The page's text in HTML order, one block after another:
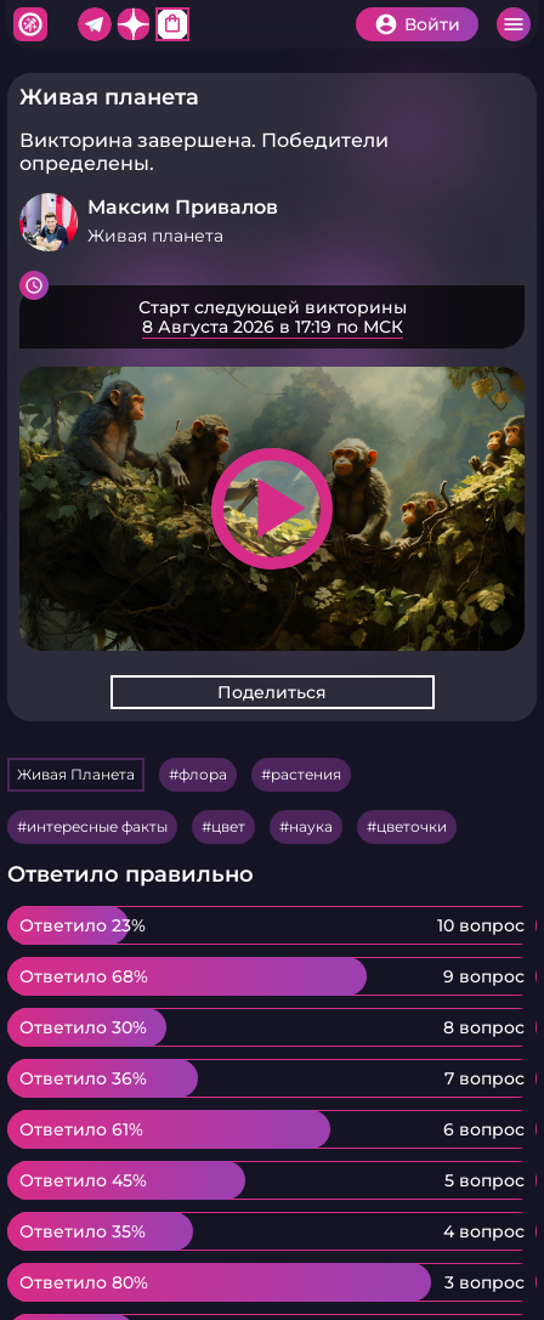
shopping_bag Войти
Живая планета
Викторина завершена. Победители
определены.
Максим Привалов
Живая планета
Старт следующей викторины
8 Августа 2026 в 17:19 по МСК
play_arrow
Поделиться
Живая Планета флора растения
интересные факты цвет наука цветочки
Ответило правильно
Ответило 23% 10 вопрос
Ответило 23%
Ответило 68% 9 вопрос
Ответило 68%
Ответило 30% 8 вопрос
Ответило 30%
Ответило 36% 7 вопрос
Ответило 36%
Ответило 61% 6 вопрос
Ответило 61%
Ответило 45% 5 вопрос
Ответило 45%
Ответило 35% 4 вопрос
Ответило 35%
Ответило 80% 3 вопрос
Ответило 80%